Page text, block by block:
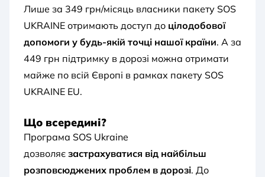
Лише за 349 грн/місяць власники пакету SOS
UKRAINE отримають доступ до цілодобової
допомоги у будь-якій точці нашої країни. А за
449 грн підтримку в дорозі можна отримати
майже по всій Європі в рамках пакету SOS
UKRAINE EU.
Що всередині?
Програма SOS Ukraine
дозволяє застрахуватися від найбільш
розповсюджених проблем в дорозі. До